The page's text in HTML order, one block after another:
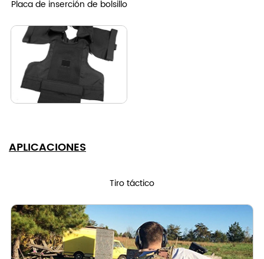
Placa de inserción de bolsillo
APLICACIONES
Tiro táctico